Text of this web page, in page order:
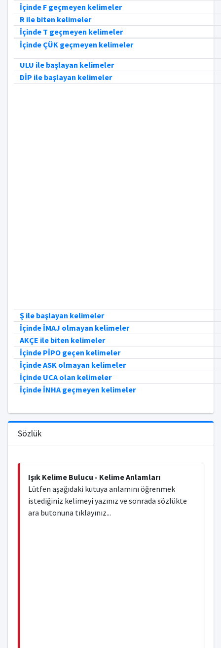
İçinde F geçmeyen kelimeler
R ile biten kelimeler
İçinde T geçmeyen kelimeler
İçinde ÇÜK geçmeyen kelimeler
ULU ile başlayan kelimeler
DİP ile başlayan kelimeler
Ş ile başlayan kelimeler
İçinde İMAJ olmayan kelimeler
AKÇE ile biten kelimeler
İçinde PİPO geçen kelimeler
İçinde ASK olmayan kelimeler
İçinde UCA olan kelimeler
İçinde İNHA geçmeyen kelimeler
Sözlük
Işık Kelime Bulucu - Kelime Anlamları
Lütfen aşağıdaki kutuya anlamını öğrenmek
istediğiniz kelimeyi yazınız ve sonrada sözlükte
ara butonuna tıklayınız...